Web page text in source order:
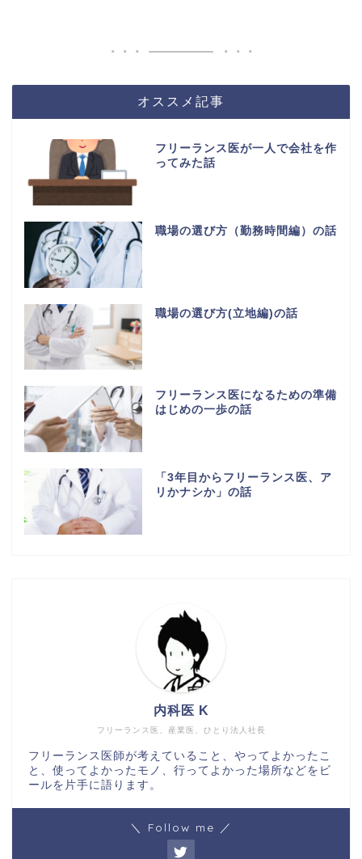
オススメ記事
フリーランス医が一人で会社を作
ってみた話
職場の選び方（勤務時間編）の話
職場の選び方(立地編)の話
フリーランス医になるための準備
はじめの一歩の話
「3年目からフリーランス医、ア
リかナシか」の話
フリーランス医、産業医、ひとり法人社長
内科医 K
フリーランス医師が考えていること、やってよかったこ
と、使ってよかったモノ、行ってよかった場所などをビ
ールを片手に語ります。
＼ Follow me ／
日常
読書